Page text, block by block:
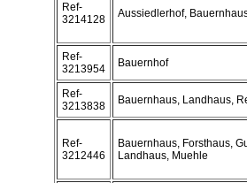
Ref-
3214128
Aussiedlerhof,
Ref-
3213954
Bauernhof
Ref-
3213838
Bauernhaus, Landhaus,
Ref-
3212446
Bauernhaus, Forsthaus,
Landhaus, Muehle